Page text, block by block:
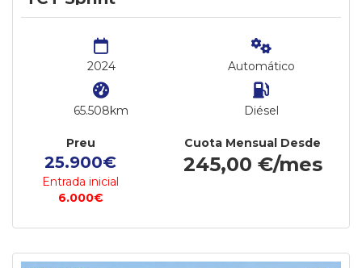
2024
65.508km
Automático
Diésel
Preu
25.900€
Entrada inicial
6.000€
Cuota Mensual Desde
245,00 €/mes